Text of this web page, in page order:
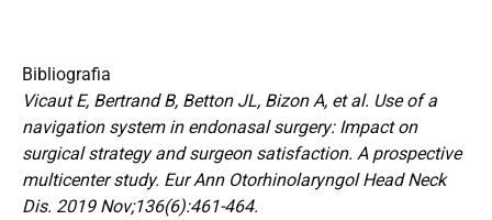
Bibliografia
Vicaut E, Bertrand B, Betton JL, Bizon A, et al. Use of a
navigation system in endonasal surgery: Impact on
surgical strategy and surgeon satisfaction. A prospective
multicenter study. Eur Ann Otorhinolaryngol Head Neck
Dis. 2019 Nov;136(6):461-464.